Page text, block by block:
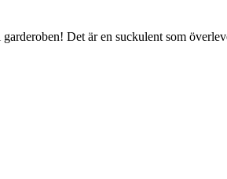
Det är en suckulent som